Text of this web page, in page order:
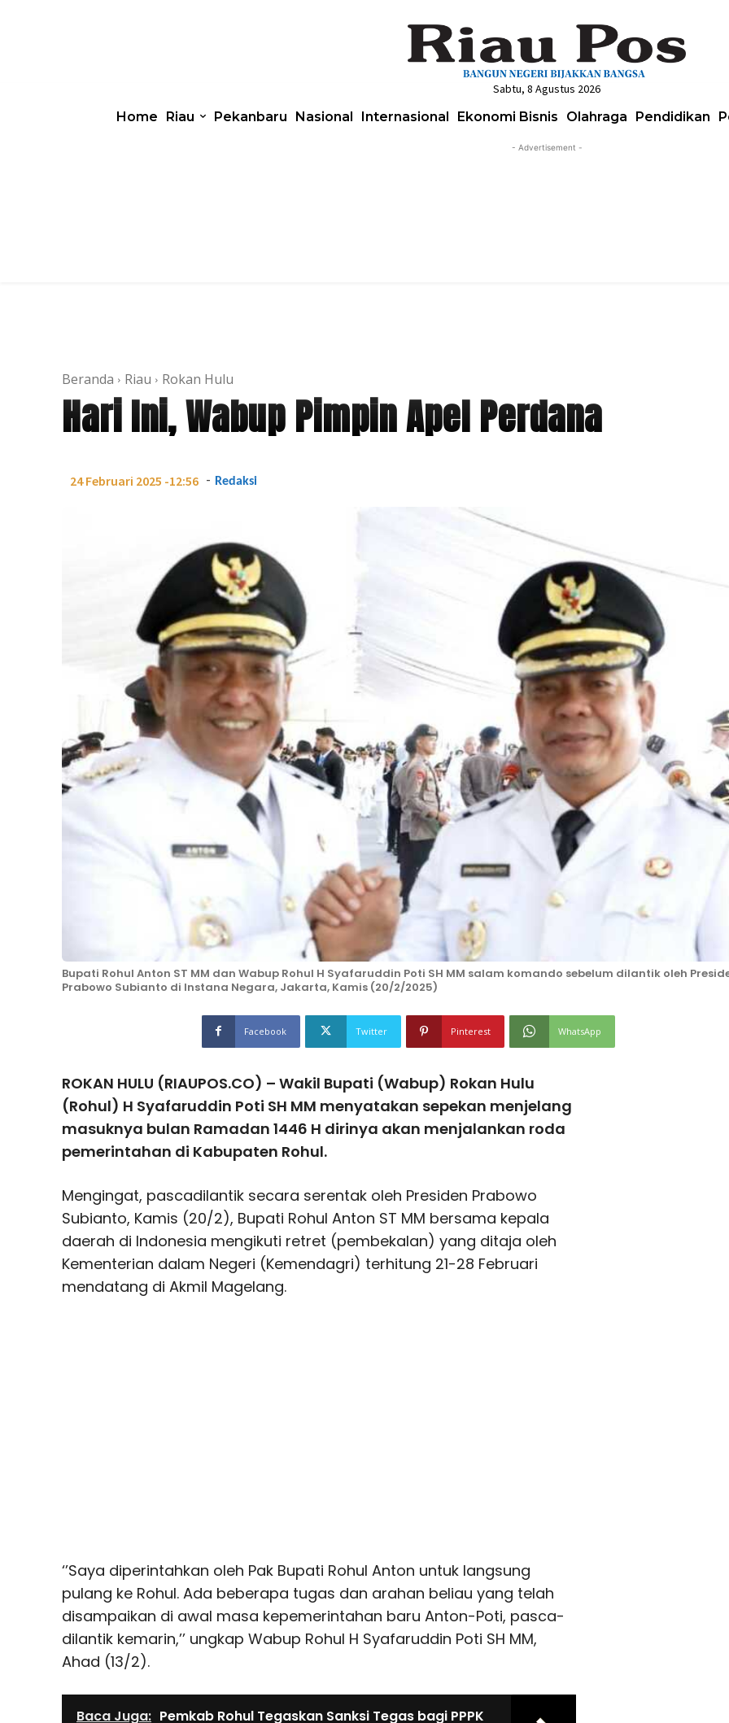
Sabtu, 8 Agustus 2026
Home Riau Pekanbaru Nasional Internasional Ekonomi Bisnis Olahraga Pendidikan
- Advertisement -
Beranda Riau Rokan Hulu
Hari Ini, Wabup Pimpin Apel Perdana
24 Februari 2025 -12:56 - Redaksi
Bupati Rohul Anton ST MM dan Wabup Rohul H Syafaruddin Poti SH MM salam komando sebelum dilantik oleh
Prabowo Subianto di Instana Negara, Jakarta, Kamis (20/2/2025)
Facebook Twitter Pinterest WhatsApp
ROKAN HULU (RIAUPOS.CO) – Wakil Bupati (Wabup) Rokan Hulu
(Rohul) H Syafaruddin Poti SH MM menyatakan sepekan menjelang
masuknya bulan Ramadan 1446 H dirinya akan menjalankan roda
pemerintahan di Kabupaten Rohul.
Mengingat, pascadilantik secara serentak oleh Presiden Prabowo
Subianto, Kamis (20/2), Bupati Rohul Anton ST MM bersama kepala
daerah di Indonesia mengikuti retret (pembekalan) yang ditaja oleh
Kementerian dalam Negeri (Kemendagri) terhitung 21-28 Februari
mendatang di Akmil Magelang.
‘’Saya diperintahkan oleh Pak Bupati Rohul Anton untuk langsung
pulang ke Rohul. Ada beberapa tugas dan arahan beliau yang telah
disampaikan di awal masa kepemerintahan baru Anton-Poti, pasca-
dilantik kemarin,’’ ungkap Wabup Rohul H Syafaruddin Poti SH MM,
Ahad (13/2).
Baca Juga: Pemkab Rohul Tegaskan Sanksi Tegas bagi PPPK